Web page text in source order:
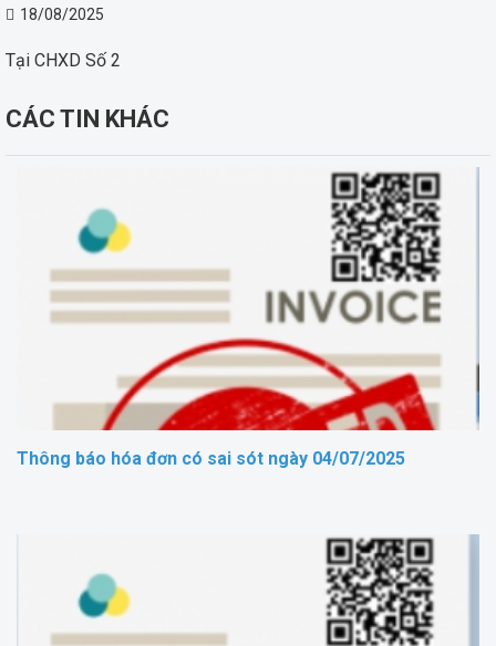
18/08/2025
Tại CHXD Số 2
CÁC TIN KHÁC
Thông báo hóa đơn có sai sót ngày 04/07/2025